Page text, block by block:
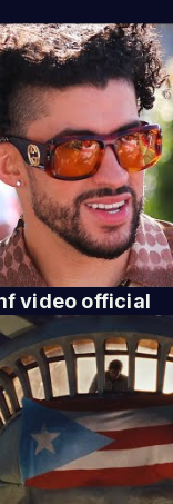
Bad bunny dtmf video official